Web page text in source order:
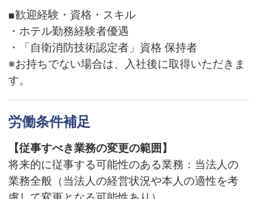
■歓迎経験・資格・スキル
・ホテル勤務経験者優遇
・「自衛消防技術認定者」資格 保持者
※お持ちでない場合は、入社後に取得いただきま
す。
労働条件補足
【従事すべき業務の変更の範囲】
将来的に従事する可能性のある業務：当法人の
業務全般（当法人の経営状況や本人の適性を考